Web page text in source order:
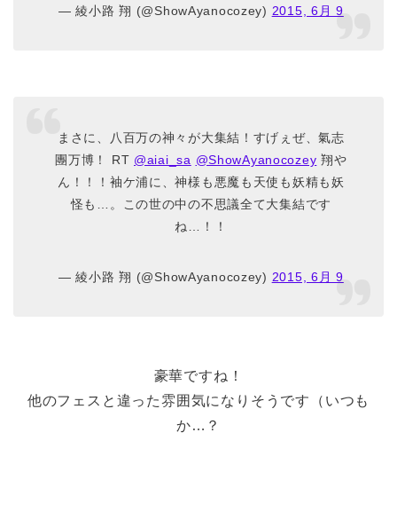
— 綾小路 翔 (@ShowAyanocozey) 2015, 6月 9
まさに、八百万の神々が大集結！すげぇぜ、氣志
團万博！ RT @aiai_sa @ShowAyanocozey 翔や
ん！！！袖ケ浦に、神様も悪魔も天使も妖精も妖
怪も…。この世の中の不思議全て大集結です
ね…！！
— 綾小路 翔 (@ShowAyanocozey) 2015, 6月 9
豪華ですね！
他のフェスと違った雰囲気になりそうです（いつも
か…？